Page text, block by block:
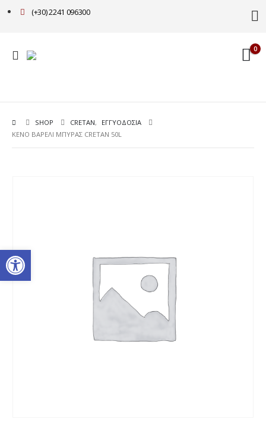
(+30) 2241 096300
0
SHOP CRETAN,
ΕΓΓΥΟΔΟΣΙΑ
ΚΕΝΟ ΒΑΡΕΛΙ ΜΠΥΡΑΣ CRETAN 50L
Ανοίξτε τη γραμμή